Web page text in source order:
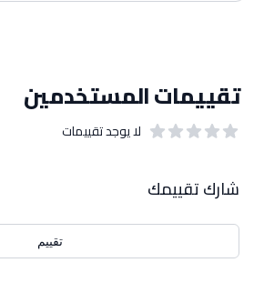
تقييمات المستخدمين
لا يوجد تقييمات
شارك تقييمك
تقييم